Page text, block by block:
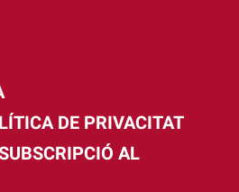
DE PRIVACITAT
AL